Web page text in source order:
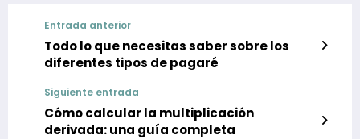
Entrada anterior
Todo lo que necesitas saber sobre los
diferentes tipos de pagaré
Siguiente entrada
Cómo calcular la multiplicación
derivada: una guía completa